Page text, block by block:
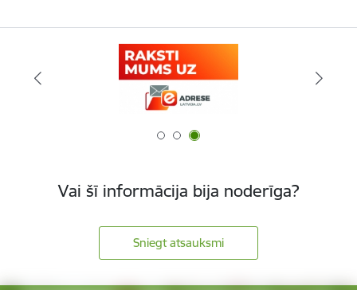
Vai šī informācija bija noderīga?
Sniegt atsauksmi